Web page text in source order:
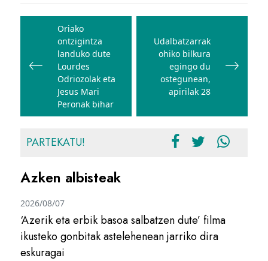
Bidalketetan
zehar
nabigatu
Oriako
ontzigintza
landuko dute
Lourdes
Odriozolak eta
Jesus Mari
Peronak bihar
Udalbatzarrak
ohiko bilkura
egingo du
ostegunean,
apirilak 28
PARTEKATU!
Azken albisteak
‘Azerik eta erbik basoa salbatzen dute’ filma
ikusteko gonbitak astelehenean jarriko dira
eskuragai
2026/08/07